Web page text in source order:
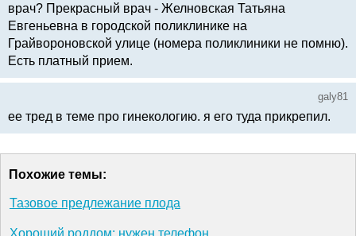
врач? Прекрасный врач - Желновская Татьяна
Евгеньевна в городской поликлинике на
Грайвороновской улице (номера поликлиники не помню).
Есть платный прием.
galy81
ее тред в теме про гинекологию. я его туда прикрепил.
Похожие темы:
Тазовое предлежание плода